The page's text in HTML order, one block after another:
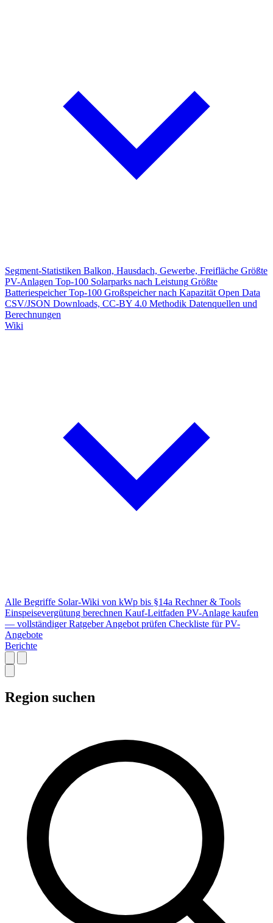
Segment-Statistiken Balkon, Hausdach, Gewerbe, Freifläche Größte
PV-Anlagen Top-100 Solarparks nach Leistung Größte
Batteriespeicher Top-100 Großspeicher nach Kapazität Open Data
CSV/JSON Downloads, CC-BY 4.0 Methodik Datenquellen und
Berechnungen
Wiki
Alle Begriffe Solar-Wiki von kWp bis §14a Rechner & Tools
Einspeisevergütung berechnen Kauf-Leitfaden PV-Anlage kaufen
— vollständiger Ratgeber Angebot prüfen Checkliste für PV-
Angebote
Berichte
Region suchen